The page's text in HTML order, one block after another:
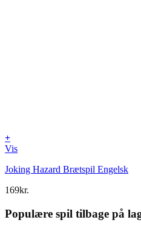
+
Vis
Joking Hazard Brætspil Engelsk
169kr.
Populære spil tilbage på